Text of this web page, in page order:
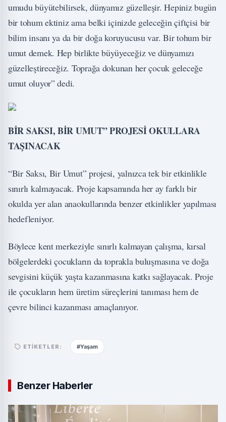
umudu büyütebilirsek, dünyamız güzelleşir. Hepiniz bugün
bir tohum ektiniz ama belki içinizde geleceğin çiftçisi bir
bilim insanı ya da bir doğa koruyucusu var. Bir tohum bir
umut demek. Hep birlikte büyüyeceğiz ve dünyamızı
güzelleştireceğiz. Toprağa dokunan her çocuk geleceğe
umut oluyor” dedi.
BİR SAKSI, BİR UMUT” PROJESİ OKULLARA
TAŞINACAK
“Bir Saksı, Bir Umut” projesi, yalnızca tek bir etkinlikle
sınırlı kalmayacak. Proje kapsamında her ay farklı bir
okulda yer alan anaokullarında benzer etkinlikler yapılması
hedefleniyor.
Böylece kent merkeziyle sınırlı kalmayan çalışma, kırsal
bölgelerdeki çocukların da toprakla buluşmasına ve doğa
sevgisini küçük yaşta kazanmasına katkı sağlayacak. Proje
ile çocukların hem üretim süreçlerini tanıması hem de
çevre bilinci kazanması amaçlanıyor.
ETIKETLER: #Yaşam
Benzer Haberler